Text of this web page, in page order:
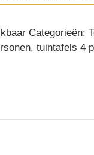
Categorieën:
,tuintafels 4